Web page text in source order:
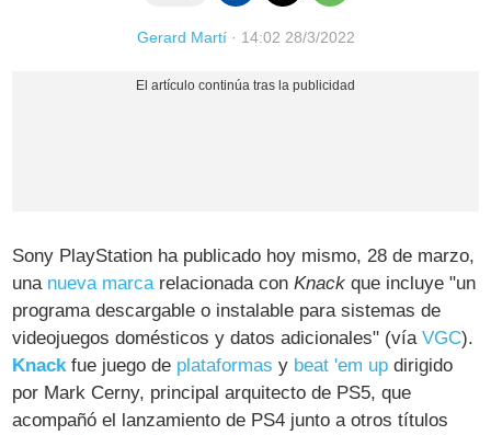
Gerard Martí· 14:02 28/3/2022
Sony PlayStation ha publicado hoy mismo, 28 de marzo,
una nueva marcarelacionada conKnack que incluye "un
programa descargable o instalable para sistemas de
videojuegos domésticos y datos adicionales" (víaVGC).
Knackfue juego de plataformas y beat 'em up dirigido
por Mark Cerny, principal arquitecto de PS5, que
acompañó el lanzamiento de PS4 junto a otros títulos